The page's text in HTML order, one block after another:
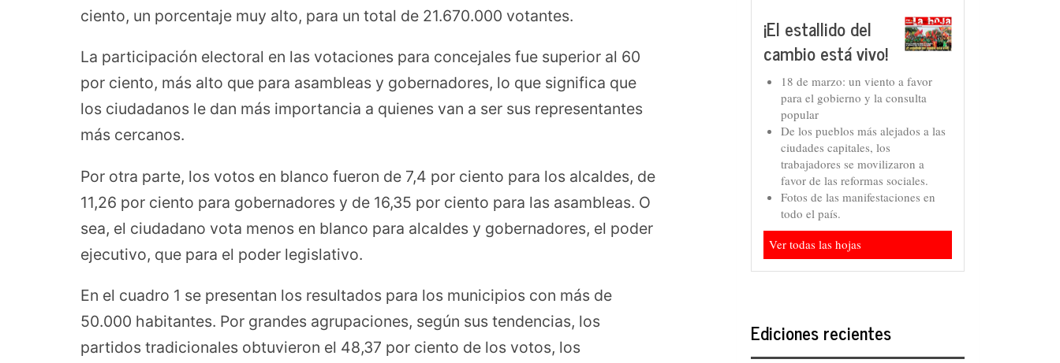
ciento, un porcentaje muy alto, para un total de 21.670.000 votantes.
La participación electoral en las votaciones para concejales fue superior al 60
por ciento, más alto que para asambleas y gobernadores, lo que significa que
los ciudadanos le dan más importancia a quienes van a ser sus representantes
más cercanos.
Por otra parte, los votos en blanco fueron de 7,4 por ciento para los alcaldes, de
11,26 por ciento para gobernadores y de 16,35 por ciento para las asambleas. O
sea, el ciudadano vota menos en blanco para alcaldes y gobernadores, el poder
ejecutivo, que para el poder legislativo.
En el cuadro 1 se presentan los resultados para los municipios con más de
50.000 habitantes. Por grandes agrupaciones, según sus tendencias, los
partidos tradicionales obtuvieron el 48,37 por ciento de los votos, los
¡El estallido del
cambio está vivo!
18 de marzo: un viento a favor
para el gobierno y la consulta
popular
De los pueblos más alejados a las
ciudades capitales, los
trabajadores se movilizaron a
favor de las reformas sociales.
Fotos de las manifestaciones en
todo el país.
Ver todas las hojas
Ediciones recientes